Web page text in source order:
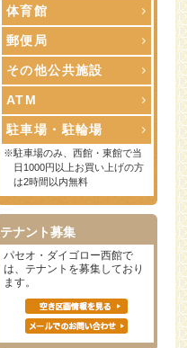
体育館
郵便局
その他公共施設
ATM
駐車場・駐輪場
※駐車場のみ、西館・東館で当
日1000円以上お買い上げの方
は2時間以内無料
テナント募集
パセオ・ダイゴロー西館で
は、テナントを募集しており
ます。